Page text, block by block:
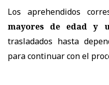
Los aprehendidos
mayores de edad y
trasladados hasta
para continuar con el